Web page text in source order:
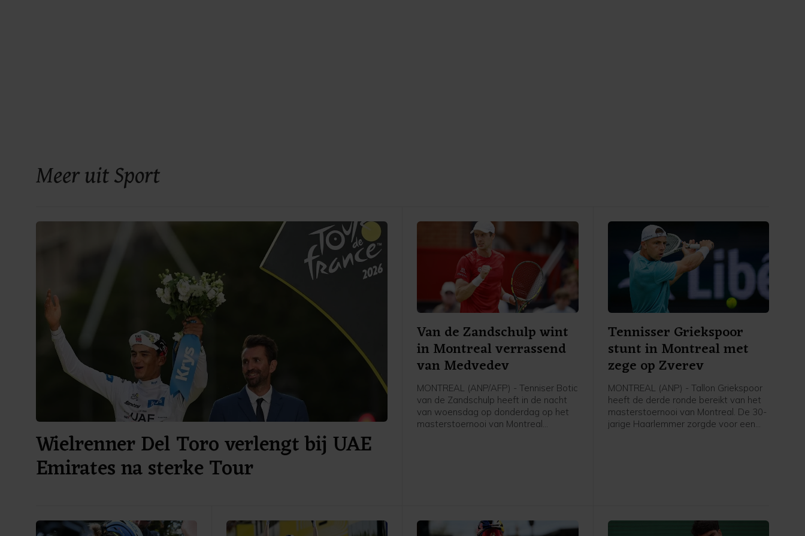
Meer uit Sport
Wielrenner Del Toro verlengt bij UAE
Emirates na sterke Tour
Van de Zandschulp wint
in Montreal verrassend
van Medvedev
MONTREAL (ANP/AFP) - Tenniser Botic
van de Zandschulp heeft in de nacht
van woensdag op donderdag op het
masterstoernooi van Montreal
Tennisser Griekspoor
stunt in Montreal met
zege op Zverev
MONTREAL (ANP) - Tallon Griekspoor
heeft de derde ronde bereikt van het
masterstoernooi van Montreal. De 30-
jarige Haarlemmer zorgde voor een